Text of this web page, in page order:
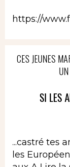
https://
CES JEUNES
SI LES
...castré tes
les